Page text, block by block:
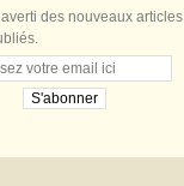
des nouveaux articles